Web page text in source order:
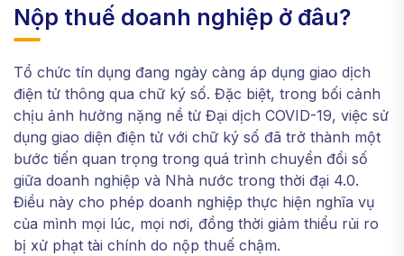
Nộp thuế doanh nghiệp ở đâu?
Tổ chức tín dụng đang ngày càng áp dụng giao dịch
điện tử thông qua chữ ký số. Đặc biệt, trong bối cảnh
chịu ảnh hưởng nặng nề từ Đại dịch COVID-19, việc sử
dụng giao diện điện tử với chữ ký số đã trở thành một
bước tiến quan trọng trong quá trình chuyển đổi số
giữa doanh nghiệp và Nhà nước trong thời đại 4.0.
Điều này cho phép doanh nghiệp thực hiện nghĩa vụ
của mình mọi lúc, mọi nơi, đồng thời giảm thiểu rủi ro
bị xử phạt tài chính do nộp thuế chậm.